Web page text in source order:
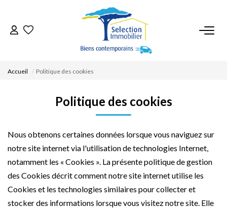
ACCUEIL
VENDRE UN BIEN
DÉPOSEZ VOTRE RECHERCHE
NOUS REJOINDRE
CONTACT
Accueil Politique des cookies
Politique des cookies
Nous obtenons certaines données lorsque vous naviguez sur
notre site internet via l'utilisation de technologies Internet,
notamment les « Cookies ». La présente politique de gestion
des Cookies décrit comment notre site internet utilise les
Cookies et les technologies similaires pour collecter et
stocker des informations lorsque vous visitez notre site. Elle